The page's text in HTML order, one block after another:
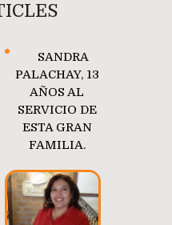
SANDRA
PALACHAY, 13
AÑOS AL
SERVICIO DE
ESTA GRAN
FAMILIA.